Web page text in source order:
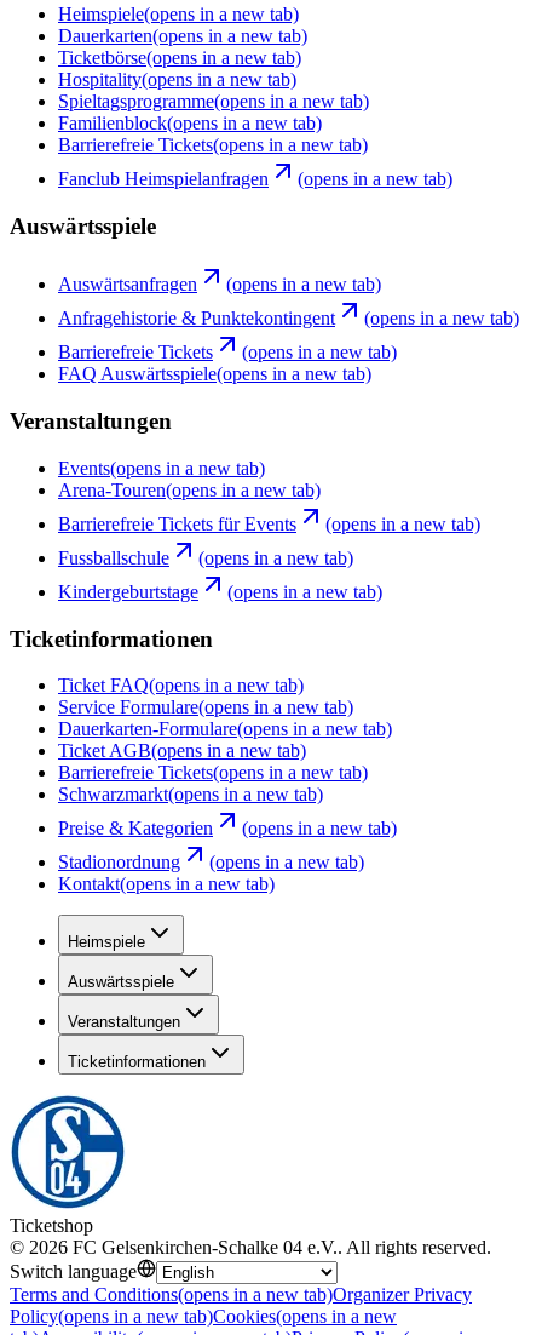
Heimspiele(opens in a new tab)
Dauerkarten(opens in a new tab)
Ticketbörse(opens in a new tab)
Hospitality(opens in a new tab)
Spieltagsprogramme(opens in a new tab)
Familienblock(opens in a new tab)
Barrierefreie Tickets(opens in a new tab)
Fanclub Heimspielanfragen
(opens in a new tab)
Auswärtsspiele
Auswärtsanfragen
(opens in a new tab)
Anfragehistorie & Punktekontingent
(opens in a new tab)
Barrierefreie Tickets
(opens in a new tab)
FAQ Auswärtsspiele(opens in a new tab)
Veranstaltungen
Events(opens in a new tab)
Arena-Touren(opens in a new tab)
Barrierefreie Tickets für Events
(opens in a new tab)
Fussballschule
(opens in a new tab)
Kindergeburtstage
(opens in a new tab)
Ticketinformationen
Ticket FAQ(opens in a new tab)
Service Formulare(opens in a new tab)
Dauerkarten-Formulare(opens in a new tab)
Ticket AGB(opens in a new tab)
Barrierefreie Tickets(opens in a new tab)
Schwarzmarkt(opens in a new tab)
Preise & Kategorien
(opens in a new tab)
Stadionordnung
(opens in a new tab)
Kontakt(opens in a new tab)
Heimspiele
Auswärtsspiele
Veranstaltungen
Ticketinformationen
Ticketshop
© 2026 FC Gelsenkirchen-Schalke 04 e.V.. All rights reserved.
Switch language
Terms and Conditions(opens in a new tab)Organizer Privacy
Policy(opens in a new tab)Cookies(opens in a new